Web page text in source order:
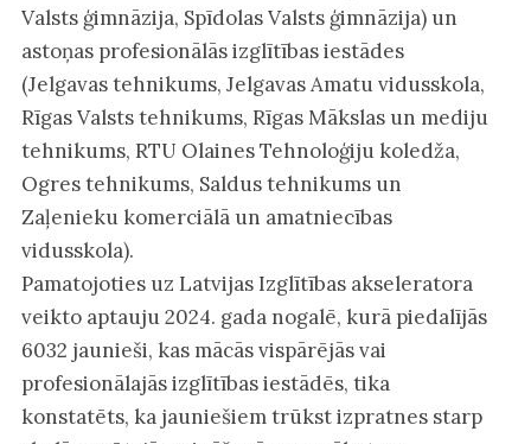
Valsts ģimnāzija, Spīdolas Valsts ģimnāzija) un
astoņas profesionālās izglītības iestādes
(Jelgavas tehnikums, Jelgavas Amatu vidusskola,
Rīgas Valsts tehnikums, Rīgas Mākslas un mediju
tehnikums, RTU Olaines Tehnoloģiju koledža,
Ogres tehnikums, Saldus tehnikums un
Zaļenieku komerciālā un amatniecības
vidusskola).
Pamatojoties uz Latvijas Izglītības akseleratora
veikto aptauju 2024. gada nogalē, kurā piedalījās
6032 jaunieši, kas mācās vispārējās vai
profesionālajās izglītības iestādēs, tika
konstatēts, ka jauniešiem trūkst izpratnes starp